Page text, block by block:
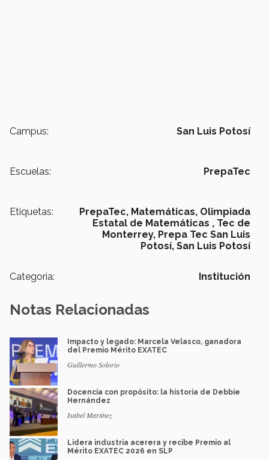
Campus: San Luis Potosí
Escuelas: PrepaTec
Etiquetas: PrepaTec, Matemáticas, Olimpiada
Estatal de Matemáticas , Tec de
Monterrey, Prepa Tec San Luis
Potosí, San Luis Potosí
Categoría: Institución
Notas Relacionadas
Impacto y legado: Marcela Velasco, ganadora
del Premio Mérito EXATEC
Guillermo Solorio
Docencia con propósito: la historia de Debbie
Hernández
Isabel Martínez
Lidera industria acerera y recibe Premio al
Mérito EXATEC 2026 en SLP